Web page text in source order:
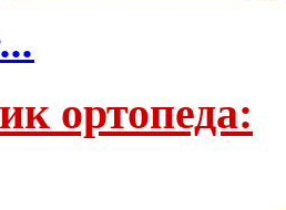
ортопеда: